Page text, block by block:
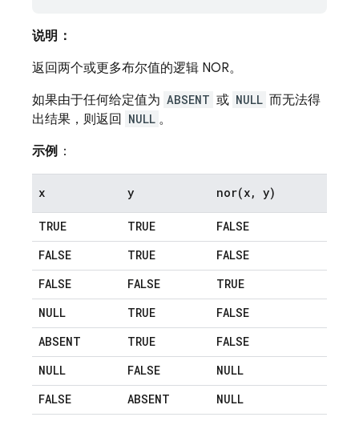
说明：
返回两个或更多布尔值的逻辑 NOR。
如果由于任何给定值为 ABSENT 或 NULL 而无法得
出结果，则返回
NULL 。
示例 ：
x y nor(x, y)
TRUE TRUE
FALSE
FALSE
TRUE
FALSE
FALSE
FALSE
TRUE
NULL
TRUE
FALSE
ABSENT
TRUE
FALSE
NULL
FALSE
NULL
FALSE
ABSENT NULL